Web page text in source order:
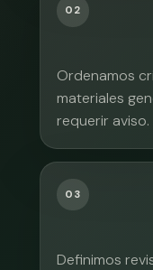
02
Ordenamos
materiales
requerir aviso.
03
Definimos